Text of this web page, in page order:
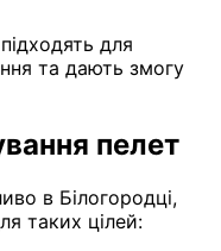
для
та дають змогу
пелет
в Білогородці,
таких цілей: